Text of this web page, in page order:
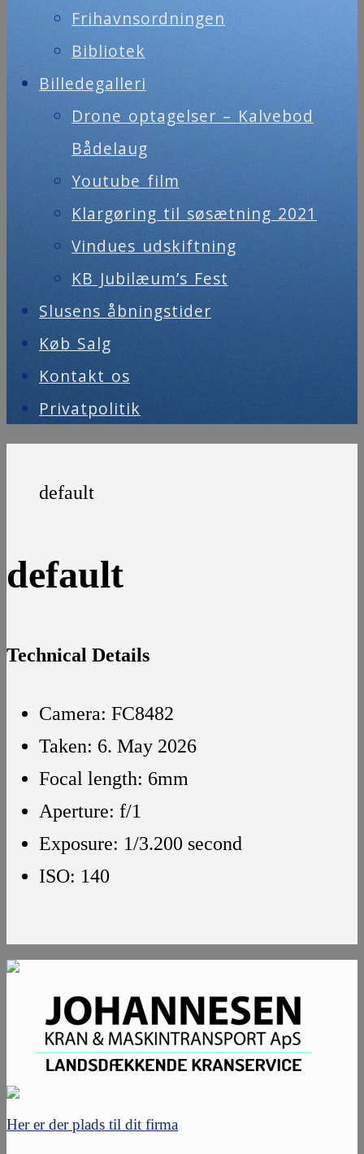
Frihavnsordningen
Bibliotek
Billedegalleri
Drone optagelser – Kalvebod
Bådelaug
Youtube film
Klargøring til søsætning 2021
Vindues udskiftning
KB Jubilæum’s Fest
Slusens åbningstider
Køb Salg
Kontakt os
Privatpolitik
default
default
Technical Details
Camera: FC8482
Taken: 6. May 2026
Focal length: 6mm
Aperture: f/1
Exposure: 1/3.200 second
ISO: 140
Her er der plads til dit firma